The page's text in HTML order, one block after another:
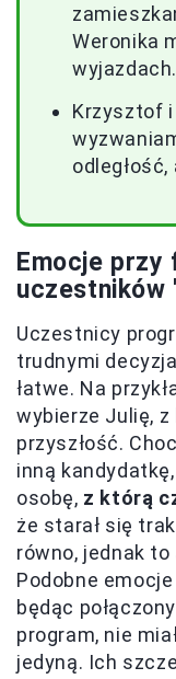
Weronika
wyjazdach.
Krzysztof
Emocje przy
uczestników
Uczestnicy
trudnymi
łatwe. Na
wybierze Julię, z
przyszłość.
inną
osobę, z którą
że starał się
równo, jednak to
Podobne
będąc
program, nie
jedyną. Ich